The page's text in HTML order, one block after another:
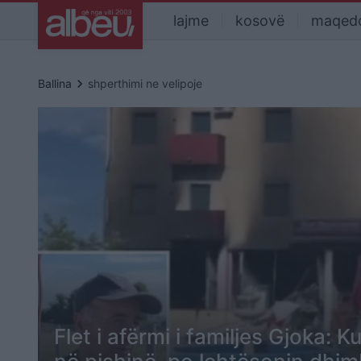
lajme kosovë
Ballina keyboard_arrow_right shperthimi ne velipoje
Flet i afërmi i familjes Gjoka: